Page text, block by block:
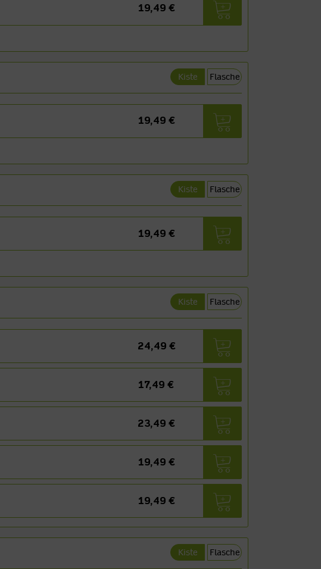
19,49 €
Kiste Flasche
19,49 €
Kiste Flasche
19,49 €
Kiste Flasche
24,49 €
17,49 €
23,49 €
19,49 €
19,49 €
Kiste Flasche